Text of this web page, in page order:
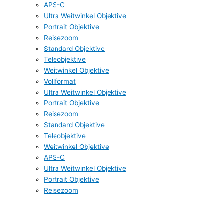
APS-C
Ultra Weitwinkel Objektive
Portrait Objektive
Reisezoom
Standard Objektive
Teleobjektive
Weitwinkel Objektive
Vollformat
Ultra Weitwinkel Objektive
Portrait Objektive
Reisezoom
Standard Objektive
Teleobjektive
Weitwinkel Objektive
APS-C
Ultra Weitwinkel Objektive
Portrait Objektive
Reisezoom